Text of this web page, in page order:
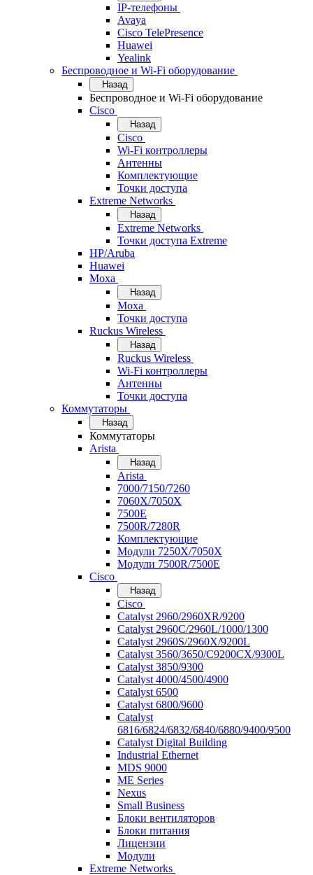
IP-телефоны
Avaya
Cisco TelePresence
Huawei
Yealink
Беспроводное и Wi-Fi оборудование
Назад
Беспроводное и Wi-Fi оборудование
Cisco
Назад
Cisco
Wi-Fi контроллеры
Антенны
Комплектующие
Точки доступа
Extreme Networks
Назад
Extreme Networks
Точки доступа Extreme
HP/Aruba
Huawei
Moxa
Назад
Moxa
Точки доступа
Ruckus Wireless
Назад
Ruckus Wireless
Wi-Fi контроллеры
Антенны
Точки доступа
Коммутаторы
Назад
Коммутаторы
Arista
Назад
Arista
7000/7150/7260
7060X/7050X
7500E
7500R/7280R
Комплектующие
Модули 7250X/7050X
Модули 7500R/7500E
Cisco
Назад
Cisco
Catalyst 2960/2960XR/9200
Catalyst 2960C/2960L/1000/1300
Catalyst 2960S/2960X/9200L
Catalyst 3560/3650/C9200CX/9300L
Catalyst 3850/9300
Catalyst 4000/4500/4900
Catalyst 6500
Catalyst 6800/9600
Catalyst
6816/6824/6832/6840/6880/9400/9500
Catalyst Digital Building
Industrial Ethernet
MDS 9000
ME Series
Nexus
Small Business
Блоки вентиляторов
Блоки питания
Лицензии
Модули
Extreme Networks